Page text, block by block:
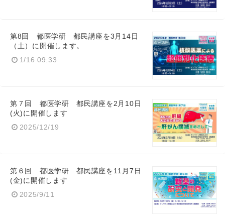
第8回 都医学研 都民講座を3月14日
（土）に開催します。
1/16 09:33
第７回 都医学研 都民講座を2月10日
(火)に開催します
2025/12/19
第６回 都医学研 都民講座を11月7日
(金)に開催します
2025/9/11